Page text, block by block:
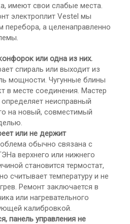
имеют свои слабые места.
электроплит Vestel мы
а целенаправленно
или одна из них.
спираль или выходит из
мощности. Чугунные блины
в месте соединения. Мастер
неисправный
на новый, совместимый
или не держит
обычно связана с
верхнего или нижнего
становится термостат,
считывает температуру и не
Ремонт заключается в
или нагревательного
калибровкой.
панель управления не